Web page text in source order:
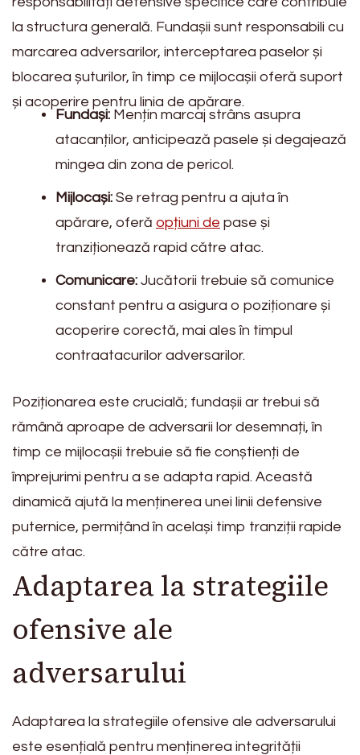
la structura generală. Fundașii sunt responsabili cu
marcarea adversarilor, interceptarea paselor și
blocarea șuturilor, în timp ce mijlocașii oferă suport
și acoperire pentru linia de apărare.
Fundași: Mențin marcaj strâns asupra
atacanților, anticipează pasele și degajează
mingea din zona de pericol.
Mijlocași: Se retrag pentru a ajuta în
apărare, oferă opțiuni de pase și
tranziționează rapid către atac.
Comunicare: Jucătorii trebuie să comunice
constant pentru a asigura o poziționare și
acoperire corectă, mai ales în timpul
contraatacurilor adversarilor.
Poziționarea este crucială; fundașii ar trebui să
rămână aproape de adversarii lor desemnați, în
timp ce mijlocașii trebuie să fie conștienți de
împrejurimi pentru a se adapta rapid. Această
dinamică ajută la menținerea unei linii defensive
puternice, permițând în același timp tranziții rapide
către atac.
Adaptarea la strategiile
ofensive ale
adversarului
Adaptarea la strategiile ofensive ale adversarului
este esențială pentru menținerea integrității